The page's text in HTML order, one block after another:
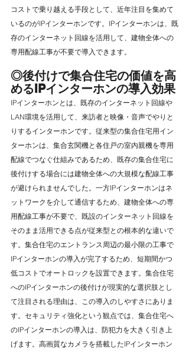
コストで乗り越える手段として、近年注目を集めて
いるのがIPインターホンです。IPインターホンは、既
存のインターネット回線を活用して、建物全体への
専用配線工事が不要で導入できます。
◎後付けで集合住宅の価値を高
めるIPインターホンの導入効果
IPインターホンとは、既存のインターネット回線や
LAN環境を活用して、来訪者と映像・音声でやりと
りするインターホンです。従来型の集合住宅用イン
ターホンは、集合玄関機と各住戸の室内親機を専用
配線でつなぐ仕組みであるため、既存の集合住宅に
後付けする場合には建物全体への大規模な配線工事
が避けられませんでした。一方IPインターホンはネ
ットワークを介して通信するため、建物全体への専
用配線工事が不要で、既設のインターネット回線を
そのまま活用できる点が従来型との根本的な違いで
す。集合住宅のエントランス周辺の最小限の工事で
IPインターホンの導入が完了するため、短期間かつ
低コストでオートロックを設置できます。集合住宅
へのIPインターホンの後付けが現実的な選択肢とし
て注目される理由は、この導入のしやすさにありま
す。セキュリティ強化という観点では、集合住宅へ
のIPインターホンの導入は、防犯力を大きく引き上
げます。高画質なカメラを搭載したIPインターホン